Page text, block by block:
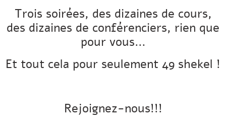
Trois soirées, des dizaines de cours,
des dizaines de conférenciers, rien que
pour vous…
Et tout cela pour seulement 49 shekel !
Rejoignez-nous!!!